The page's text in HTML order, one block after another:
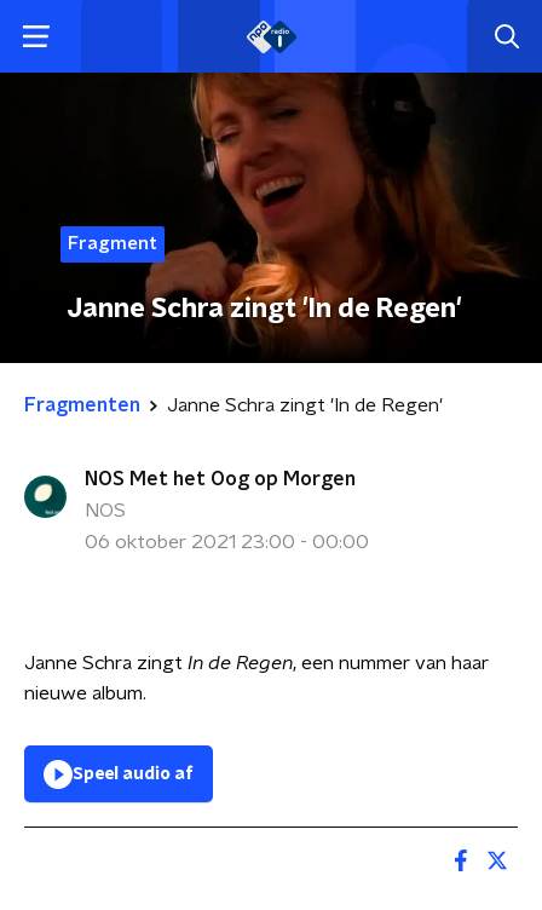
Fragment
Janne Schra zingt 'In de Regen'
Fragmenten Janne Schra zingt 'In de Regen'
NOS Met het Oog op Morgen
NOS
06 oktober 2021 23:00 - 00:00
Janne Schra zingt In de Regen, een nummer van haar
nieuwe album.
Speel audio af